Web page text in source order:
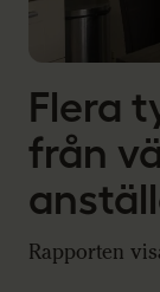
Flera
från
Rapporten